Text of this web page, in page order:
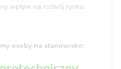
wpływ na rozwój rynku.
osoby na stanowisko: